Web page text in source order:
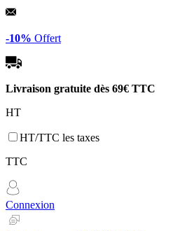
Panneau de gestion des cookies
-10% Offert
Livraison gratuite dès 69€ TTC
HT
HT/TTC les taxes
TTC
Connexion